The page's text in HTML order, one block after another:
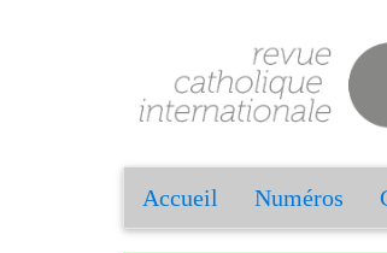
Accueil Numéros